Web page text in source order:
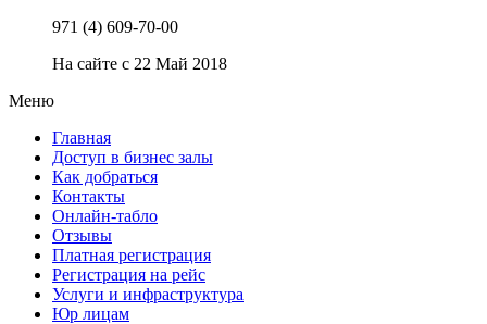
971 (4) 609-70-00
На сайте с 22 Май 2018
Меню
Главная
Доступ в бизнес залы
Как добраться
Контакты
Онлайн-табло
Отзывы
Платная регистрация
Регистрация на рейс
Услуги и инфраструктура
Юр лицам